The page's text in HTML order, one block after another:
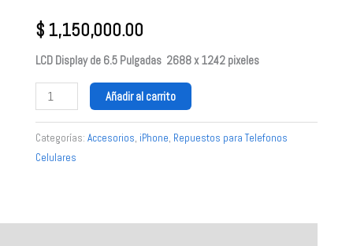
$1,150,000.00
LCD Display de 6.5 Pulgadas 2688 x 1242 pixeles
Añadir al carrito
Categorías: Accesorios, iPhone, Repuestos para Telefonos
Celulares